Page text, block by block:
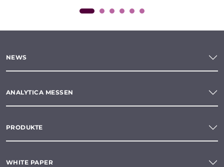
NEWS
ANALYTICA MESSEN
PRODUKTE
WHITE PAPER